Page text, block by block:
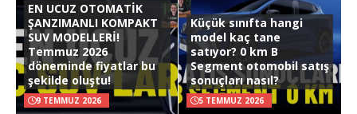
EN UCUZ OTOMATİK
ŞANZIMANLI KOMPAKT
SUV MODELLERİ!
Temmuz 2026
döneminde fiyatlar bu
şekilde oluştu!
9 TEMMUZ 2026
Küçük sınıfta hangi
model kaç tane
satıyor? 0 km B
Segment otomobil satış
sonuçları nasıl?
5 TEMMUZ 2026